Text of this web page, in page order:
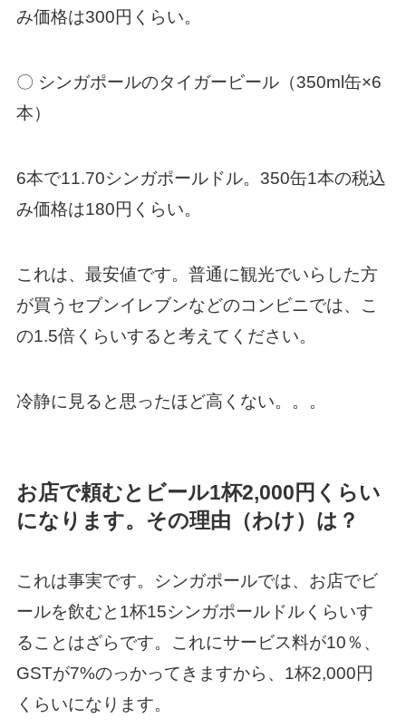
み価格は300円くらい。
〇 シンガポールのタイガービール（350ml缶×6
本）
6本で11.70シンガポールドル。350缶1本の税込
み価格は180円くらい。
これは、最安値です。普通に観光でいらした方
が買うセブンイレブンなどのコンビニでは、こ
の1.5倍くらいすると考えてください。
冷静に見ると思ったほど高くない。。。
お店で頼むとビール1杯2,000円くらい
になります。その理由（わけ）は？
これは事実です。シンガポールでは、お店でビ
ールを飲むと1杯15シンガポールドルくらいす
ることはざらです。これにサービス料が10％、
GSTが7%のっかってきますから、1杯2,000円
くらいになります。